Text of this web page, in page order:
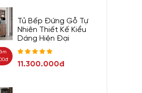
Tủ Bếp Đứng Gỗ Tự
Nhiên Thiết Kế Kiểu
Dáng Hiện Đại
11.300.000đ